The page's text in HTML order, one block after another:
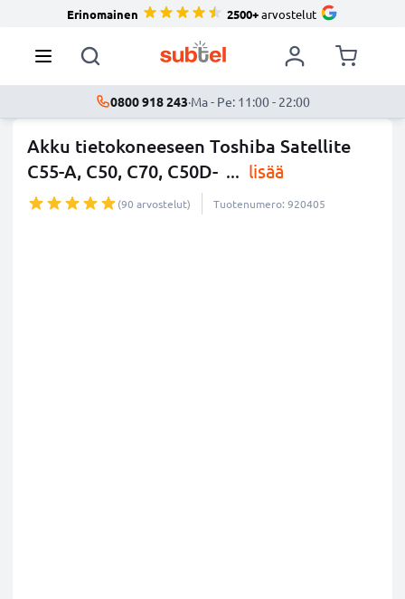
Erinomainen 2500+arvostelut
0800 918 243·Ma - Pe: 11:00 - 22:00
Akku tietokoneeseen Toshiba Satellite
C55-A, C50, C70, C50D- ... lisää
(90 arvostelut) Tuotenumero: 920405